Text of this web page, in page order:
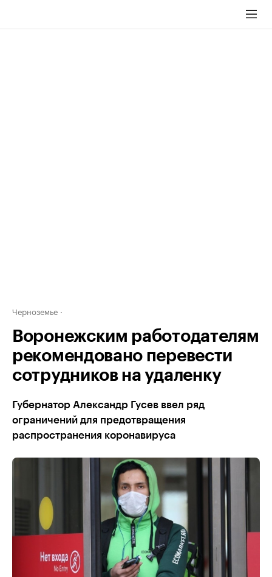
Черноземье
Воронежским работодателям
рекомендовано перевести
сотрудников на удаленку
Губернатор Александр Гусев ввел ряд
ограничений для предотвращения
распространения коронавируса